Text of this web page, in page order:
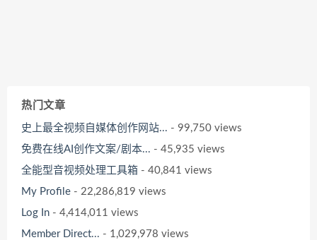
热门文章
史上最全视频自媒体创作网站... - 99,750 views
免费在线AI创作文案/剧本... - 45,935 views
全能型音视频处理工具箱 - 40,841 views
My Profile - 22,286,819 views
Log In - 4,414,011 views
Member Direct... - 1,029,978 views